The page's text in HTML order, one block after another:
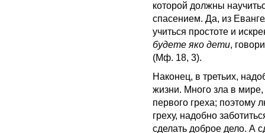
которой должны
спасением. Да, из
учиться простоте и
будете яко дети,
(Мф. 18, 3).
Наконец, в третьих,
жизни. Много зла в
первого греха;
греху, надобно
сделать доброе дело. А